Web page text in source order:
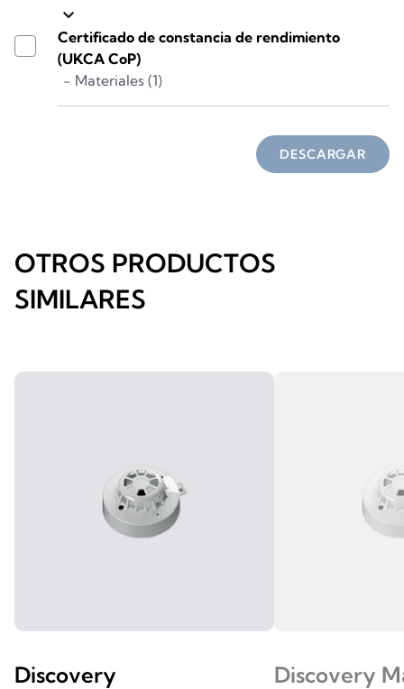
keyboard_arrow_down
Certificado de constancia de rendimiento
(UKCA CoP)
- Materiales (1)
DESCARGAR
OTROS PRODUCTOS
SIMILARES
Discovery Discovery